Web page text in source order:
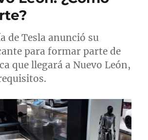
e
s
de Tesla anunció su
para formar parte de
que llegará a Nuevo León,